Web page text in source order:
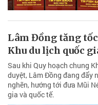
Lâm Đồng tăng
Khu du lịch quốc
Sau khi Quy hoạch chung
duyệt, Lâm Đồng đang đẩy
nghẽn, hướng tới đưa Mũi
gia và quốc tế.